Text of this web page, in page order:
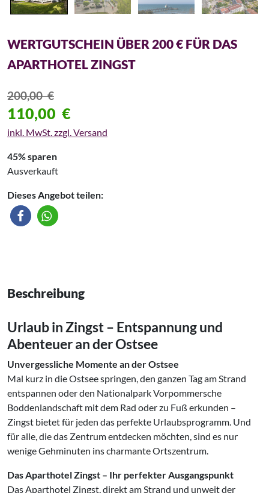
WERTGUTSCHEIN ÜBER 200 € FÜR DAS
APARTHOTEL ZINGST
200,00€
110,00 €
inkl. MwSt. zzgl. Versand
45% sparen
Ausverkauft
Dieses Angebot teilen:
Beschreibung
Urlaub in Zingst – Entspannung und
Abenteuer an der Ostsee
Unvergessliche Momente an der Ostsee
Mal kurz in die Ostsee springen, den ganzen Tag am Strand
entspannen oder den Nationalpark Vorpommersche
Boddenlandschaft mit dem Rad oder zu Fuß erkunden –
Zingst bietet für jeden das perfekte Urlaubsprogramm. Und
für alle, die das Zentrum entdecken möchten, sind es nur
wenige Gehminuten ins charmante Ortszentrum.
Das Aparthotel Zingst – Ihr perfekter Ausgangspunkt
Das Aparthotel Zingst, direkt am Strand und unweit der